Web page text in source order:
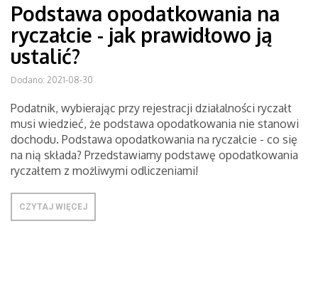
Podstawa opodatkowania na
ryczałcie - jak prawidłowo ją
ustalić?
Dodano: 2021-08-30
Podatnik, wybierając przy rejestracji działalności ryczałt
musi wiedzieć, że podstawa opodatkowania nie stanowi
dochodu. Podstawa opodatkowania na ryczałcie - co się
na nią składa? Przedstawiamy podstawę opodatkowania
ryczałtem z możliwymi odliczeniami!
CZYTAJ WIĘCEJ